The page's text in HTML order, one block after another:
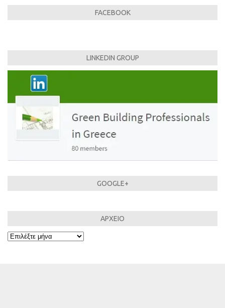
FACEBOOK
LINKEDIN GROUP
GOOGLE+
ΑΡΧΕΙΟ
ΑΡΧΕΙΟ